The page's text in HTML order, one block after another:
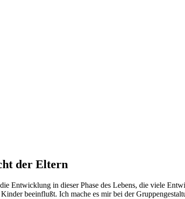
der Eltern
Entwicklung in dieser Phase des Lebens, die viele
beeinflußt. Ich mache es mir bei der